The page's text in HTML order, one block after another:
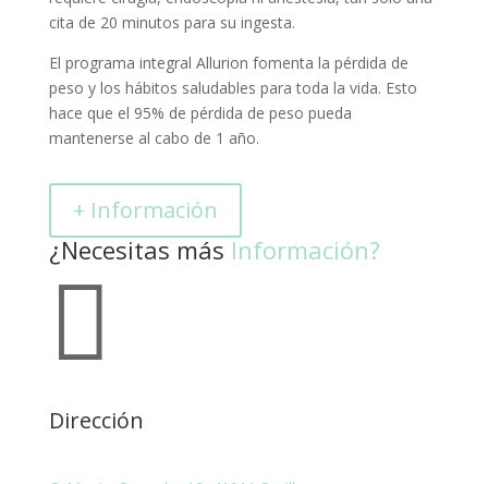
cita de 20 minutos para su ingesta.
El programa integral Allurion fomenta la pérdida de
peso y los hábitos saludables para toda la vida. Esto
hace que el 95% de pérdida de peso pueda
mantenerse al cabo de 1 año.
+ Información
¿Necesitas más Información?

Dirección